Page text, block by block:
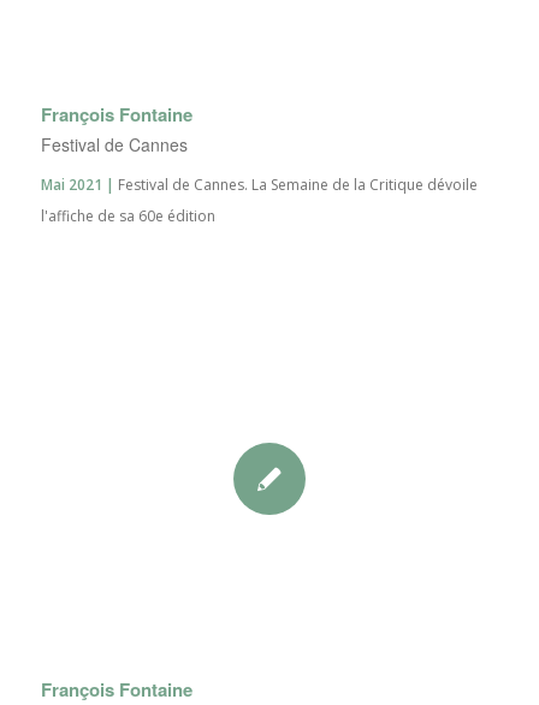
François Fontaine
Festival de Cannes
Mai 2021 | Festival de Cannes. La Semaine de la Critique dévoile
l'affiche de sa 60e édition
François Fontaine